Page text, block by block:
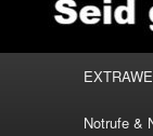
Notrufe &